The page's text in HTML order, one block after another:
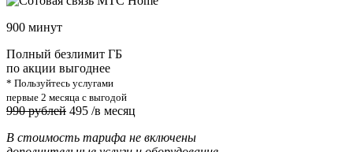
900 минут
Полный безлимит ГБ
по акции выгоднее
* Пользуйтесь услугами
первые 2 месяца с выгодой
990 рублей 495 /в месяц
В стоимость тарифа не включены